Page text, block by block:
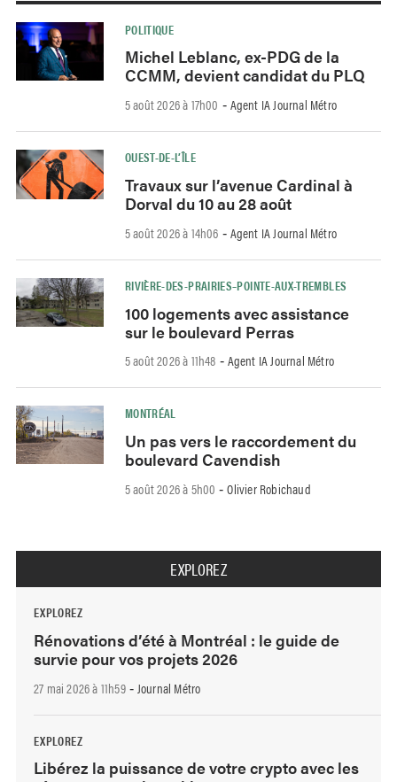
POLITIQUE
Michel Leblanc, ex-PDG de la
CCMM, devient candidat du PLQ
5 août 2026 à 17h00 - Agent IA Journal Métro
OUEST-DE-L’ÎLE
Travaux sur l’avenue Cardinal à
Dorval du 10 au 28 août
5 août 2026 à 14h06 - Agent IA Journal Métro
RIVIÈRE-DES-PRAIRIES–POINTE-AUX-TREMBLES
100 logements avec assistance
sur le boulevard Perras
5 août 2026 à 11h48 - Agent IA Journal Métro
MONTRÉAL
Un pas vers le raccordement du
boulevard Cavendish
5 août 2026 à 5h00 -Olivier Robichaud
EXPLOREZ
EXPLOREZ
Rénovations d’été à Montréal : le guide de
survie pour vos projets 2026
27 mai 2026 à 11h59- Journal Métro
EXPLOREZ
Libérez la puissance de votre crypto avec les